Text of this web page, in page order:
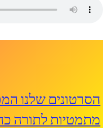
הסרטונים שלנו
מתמטיות לתורה